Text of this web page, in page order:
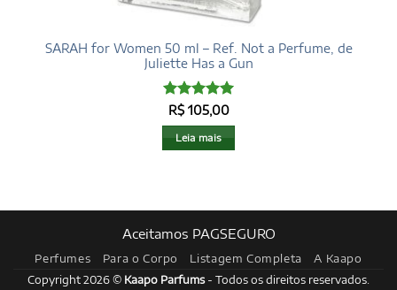
SARAH for Women 50 ml – Ref. Not a Perfume, de
Juliette Has a Gun
Avaliação5
de 5
R$105,00
Leia mais
Aceitamos PAGSEGURO
Perfumes Para o Corpo Listagem Completa A Kaapo
Copyright 2026 © Kaapo Parfums- Todos os direitos reservados.